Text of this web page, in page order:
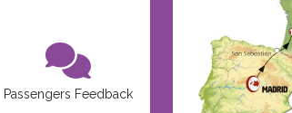
Passengers Feedback